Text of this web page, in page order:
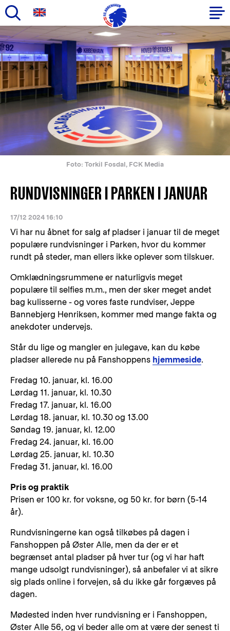
Gå
til
hovedindhold
Primær
navigation
Foto: Torkil Fosdal, FCK Media
RUNDVISNINGER I PARKEN I JANUAR
17/12 2024 16:10
Vi har nu åbnet for salg af pladser i januar til de meget
populære rundvisninger i Parken, hvor du kommer
rundt på steder, man ellers ikke oplever som tilskuer.
Omklædningsrummene er naturligvis meget
populære til selfies m.m., men der sker meget andet
bag kulisserne - og vores faste rundviser, Jeppe
Bannebjerg Henriksen, kommer med mange fakta og
anekdoter undervejs.
Står du lige og mangler en julegave, kan du købe
pladser allerede nu på Fanshoppens hjemmeside.
Fredag 10. januar, kl. 16.00
Lørdag 11. januar, kl. 10.30
Fredag 17. januar, kl. 16.00
Lørdag 18. januar, kl. 10.30 og 13.00
Søndag 19. januar, kl. 12.00
Fredag 24. januar, kl. 16.00
Lørdag 25. januar, kl. 10.30
Fredag 31. januar, kl. 16.00
Pris og praktik
Prisen er 100 kr. for voksne, og 50 kr. for børn (5-14
år).
Rundvisningerne kan også tilkøbes på dagen i
Fanshoppen på Øster Alle, men da der er et
begrænset antal pladser på hver tur (og vi har haft
mange udsolgt rundvisninger), så anbefaler vi at sikre
sig plads online i forvejen, så du ikke går forgæves på
dagen.
Mødested inden hver rundvisning er i Fanshoppen,
Øster Alle 56, og vi beder alle om at være der senest ti